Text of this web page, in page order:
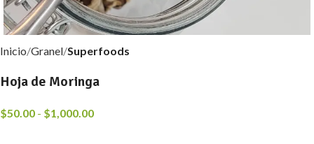
Inicio Granel Superfoods
Hoja de Moringa
$50.00 - $1,000.00